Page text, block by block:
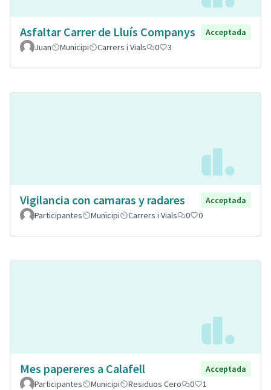
Asfaltar Carrer de Lluís Companys
Acceptada
Juan
Municipi Carrers i Vials 0 3
Vigilancia con camaras y radares
Acceptada
Participantes
Municipi Carrers i Vials 0 0
Mes papereres a Calafell
Acceptada
Participantes
Municipi Residuos Cero 0 1